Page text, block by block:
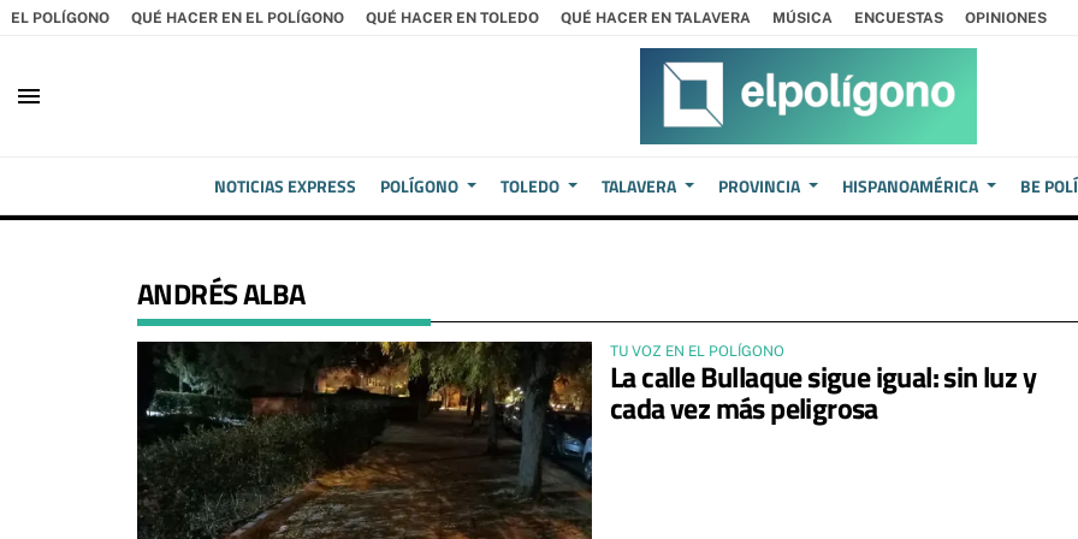
EL POLÍGONO QUÉ HACER EN EL POLÍGONO QUÉ HACER EN TOLEDO QUÉ HACER EN TALAVERA MÚSICA ENCUESTAS OPINIONES
menu
NOTICIAS EXPRESS POLÍGONO TOLEDO TALAVERA PROVINCIA HISPANOAMÉRICA BE
ANDRÉS ALBA
TU VOZ EN EL POLÍGONO
La calle Bullaque sigue igual: sin luz y
cada vez más peligrosa